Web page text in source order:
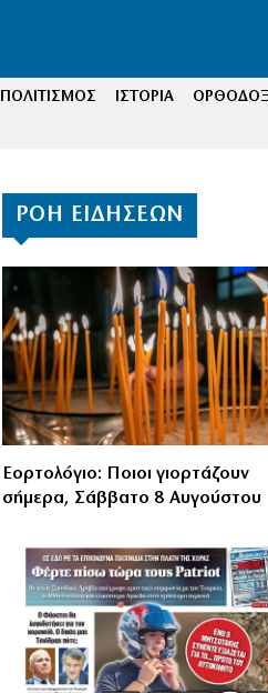
ΠΟΛΙΤΙΣΜΟΣ ΙΣΤΟΡΙΑ
ΡΟΗ ΕΙΔΗΣΕΩΝ
Εορτολόγιο: Ποιοι γιορτάζουν
σήμερα, Σάββατο 8 Αυγούστου